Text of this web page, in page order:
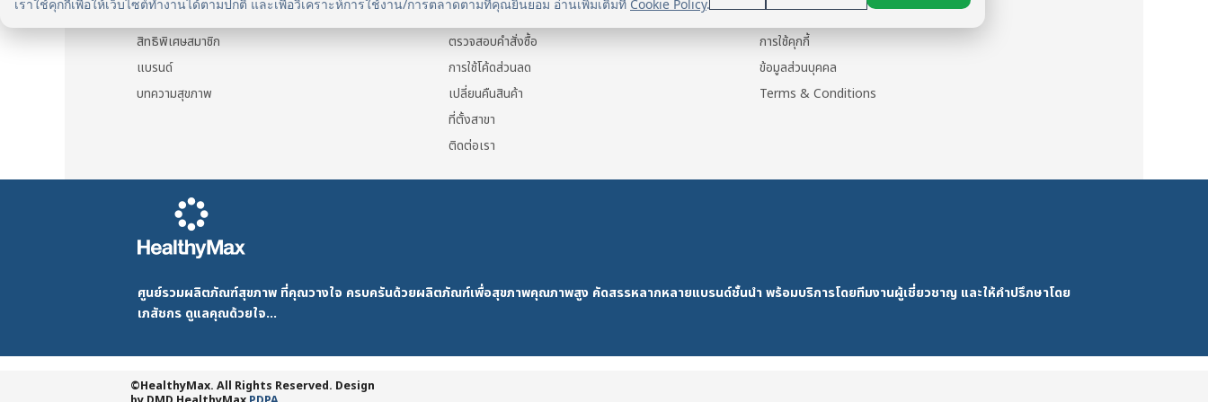
เราใช้คุกกี้เพื่อให้เว็บไซต์ทำงานได้ตามปกติ และเพื่อวิเคราะห์การใช้งาน/การตลาดตามที่คุณยินยอม อ่านเพิ่มเติมที่ Cookie Policy.
สิทธิพิเศษสมาชิก
แบรนด์
บทความสุขภาพ
แจ้งการชำระเงิน
ตรวจสอบคำสั่งซื้อ
การใช้โค้ดส่วนลด
เปลี่ยนคืนสินค้า
ที่ตั้งสาขา
ติดต่อเรา
ข้อมูลส่วนตัว
การใช้คุกกี้
ข้อมูลส่วนบุคคล
Terms & Conditions
ศูนย์รวมผลิตภัณฑ์สุขภาพ ที่คุณวางใจ ครบครันด้วยผลิตภัณฑ์เพื่อสุขภาพคุณภาพสูง คัดสรรหลากหลายแบรนด์ชั้นนำ พร้อมบริการโดยทีมงานผู้เชี่ยวชาญ และให้คำปรึกษาโดย
เภสัชกร ดูแลคุณด้วยใจ...
©HealthyMax. All Rights Reserved. Design